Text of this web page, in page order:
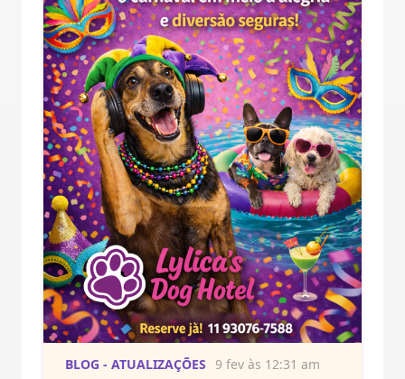
BLOG - ATUALIZAÇÕES 9 fev às 12:31 am